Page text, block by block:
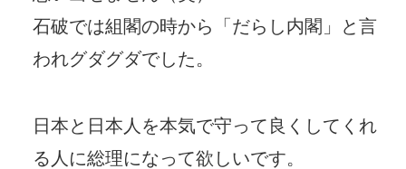
石破では組閣の時から「だらし内閣」と言
われグダグダでした。
日本と日本人を本気で守って良くしてくれ
る人に総理になって欲しいです。